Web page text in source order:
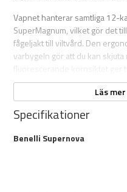
Vapnet hanterar samtliga 12-
SuperMagnum, vilket gör det
fågeljakt till viltvård. Den
varbygeln gör att du kan
ljus.
Läs
Specifikationer
Benelli Supernova